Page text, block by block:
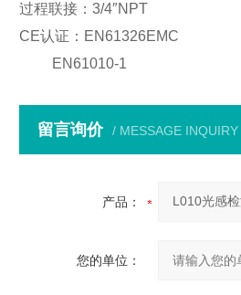
过程联接： 3/4″NPT
CE认证： EN61326EMC
EN61010-1
留言询价 / MESSAGE INQUIRY
产品：
您的单位：